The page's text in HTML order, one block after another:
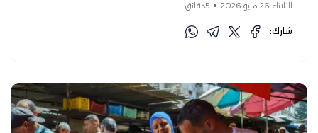
الثلاثاء 26 مايو 2026 5دقائق
شارك: